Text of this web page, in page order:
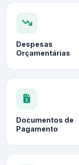
Despesas
Orçamentárias
Documentos de
Pagamento